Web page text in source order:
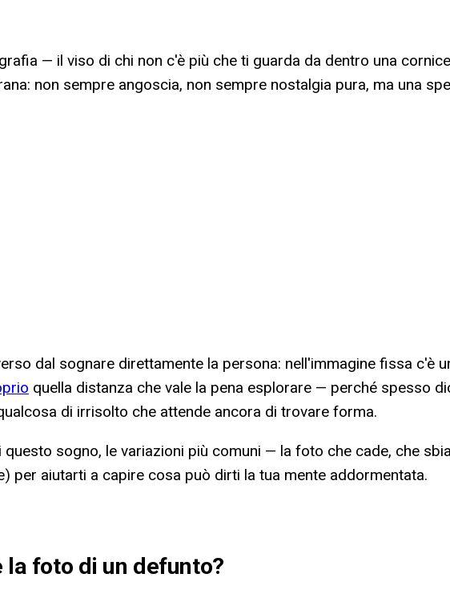
— il viso di chi non c'è più che ti guarda da dentro una
non sempre angoscia, non sempre nostalgia pura, ma una
dal sognare direttamente la persona: nell'immagine fissa c'è
quella distanza che vale la pena esplorare — perché spesso
di irrisolto che attende ancora di trovare forma.
sogno, le variazioni più comuni — la foto che cade, che
per aiutarti a capire cosa può dirti la tua mente addormentata.
la foto di un defunto?